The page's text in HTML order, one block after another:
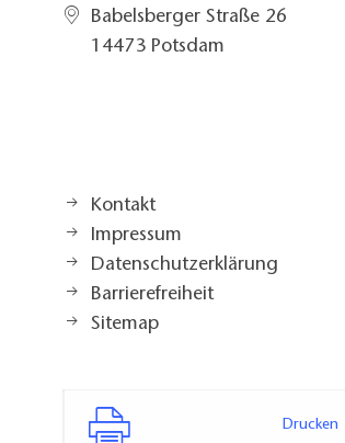
Babelsberger Straße 26
14473 Potsdam
Kontakt
Impressum
Datenschutzerklärung
Barrierefreiheit
Sitemap
Drucken